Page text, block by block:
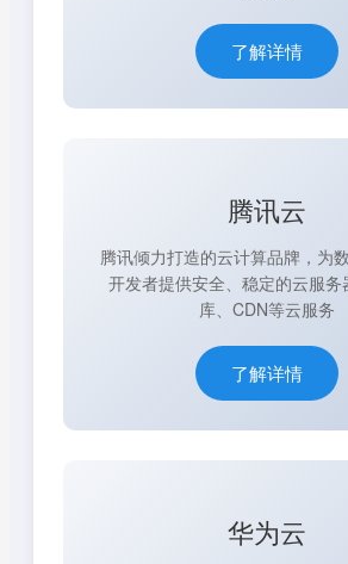
了解详情
腾讯云
腾讯倾力打造的云计算品牌，为
开发者提供安全、稳定的云服务
库、CDN等云服务
了解详情
华为云